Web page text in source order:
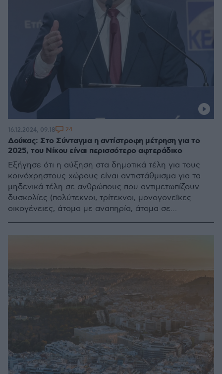
Δούκας: Στο Σύνταγμα η αντίστροφη μέτρηση για το
2025, του Νίκου είναι περισσότερο αφτεράδικο
Εξήγησε ότι η αύξηση στα δημοτικά τέλη για τους
κοινόχρηστους χώρους είναι αντιστάθμισμα για τα
μηδενικά τέλη σε ανθρώπους που αντιμετωπίζουν
δυσκολίες (πολύτεκνοι, τρίτεκνοι, μονογονεΐκες
οικογένειες, άτομα με αναπηρία, άτομα σε
16.12.2024, 09:18 24